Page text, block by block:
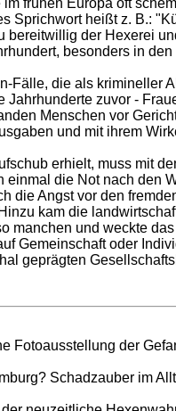
heißt z. B.:
der Hexerei
besonders in
die als krimineller
zuvor -
Menschen vor
und mit ihrem
erhielt, muss mit
die Not nach den
Angst vor den
kam die
manchen und weckte
Gemeinschaft oder
geprägten
der
Schadzauber im